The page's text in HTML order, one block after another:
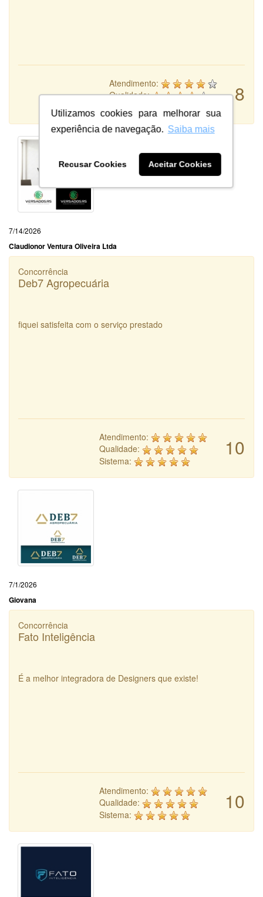
Utilizamos cookies para melhorar sua
experiência de navegação. Saiba mais
Recusar Cookies Aceitar Cookies
8
Atendimento:
Qualidade:
Sistema:
7/14/2026
Claudionor Ventura Oliveira Ltda
Concorrência
Deb7 Agropecuária
fiquei satisfeita com o serviço prestado
10
Atendimento:
Qualidade:
Sistema:
7/1/2026
Giovana
Concorrência
Fato Inteligência
É a melhor integradora de Designers que existe!
10
Atendimento:
Qualidade:
Sistema: